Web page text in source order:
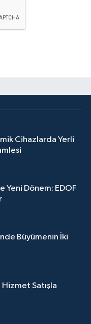
Cihazlarda Yerli
Yeni Dönem: EDOF
Büyümenin İki
Satışla